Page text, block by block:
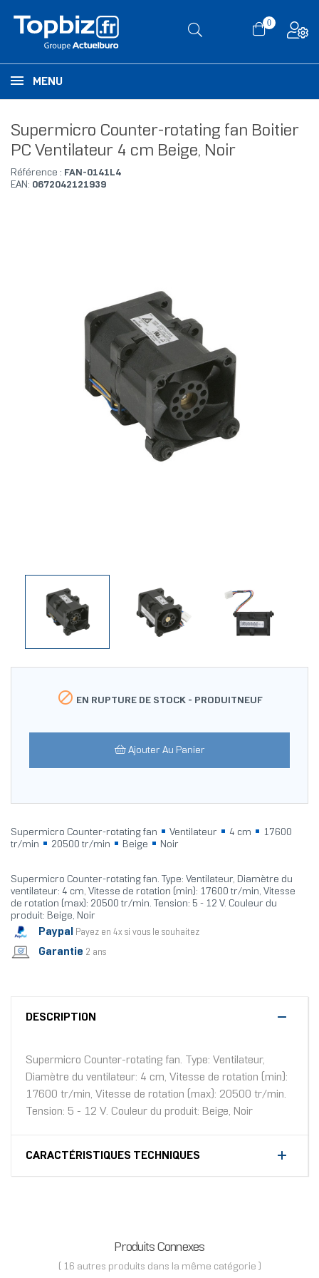
0
MENU
Supermicro Counter-rotating fan Boitier
PC Ventilateur 4 cm Beige, Noir
Référence : FAN-0141L4
EAN: 0672042121939
 EN RUPTURE DE STOCK - PRODUITNEUF
Ajouter Au Panier
Supermicro Counter-rotating fan Ventilateur 4 cm
17600
tr/min
20500 tr/min Beige Noir
Supermicro Counter-rotating fan. Type: Ventilateur, Diamètre du
ventilateur: 4 cm, Vitesse de rotation (min): 17600 tr/min, Vitesse
de rotation (max): 20500 tr/min. Tension: 5 - 12 V. Couleur du
produit: Beige, Noir
Paypal Payez en 4x si vous le souhaitez
Garantie 2 ans
DESCRIPTION
Supermicro Counter-rotating fan. Type: Ventilateur,
Diamètre du ventilateur: 4 cm, Vitesse de rotation (min):
17600 tr/min, Vitesse de rotation (max): 20500 tr/min.
Tension: 5 - 12 V. Couleur du produit: Beige, Noir
CARACTÉRISTIQUES TECHNIQUES
Produits Connexes
( 16 autres produits dans la même catégorie )